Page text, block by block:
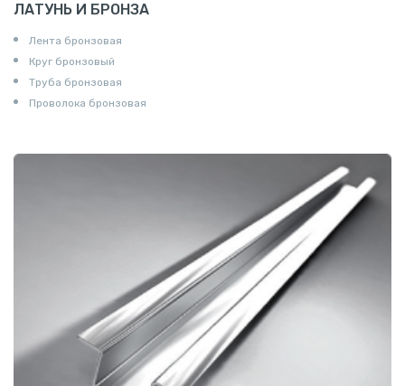
ЛАТУНЬ И БРОНЗА
Лента бронзовая
Круг бронзовый
Труба бронзовая
Проволока бронзовая